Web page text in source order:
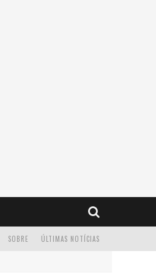
ÚLTIMAS NOTÍCIAS
SOBRE